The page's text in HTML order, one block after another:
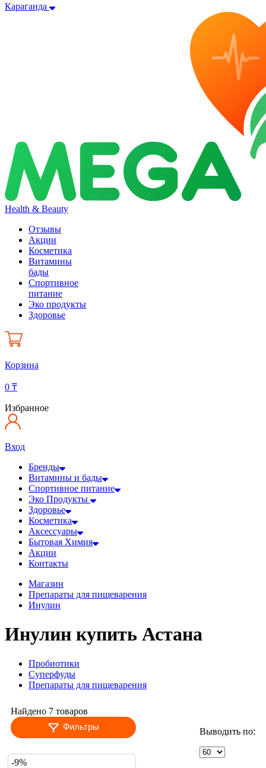
Караганда
Health & Beauty
Отзывы
Акции
Косметика
Витамины
бады
Спортивное
питание
Эко продукты
Здоровье
Корзина
0 ₸
Избранное
Вход
Бренды
Витамины и бады
Спортивное питание
Эко Продукты
Здоровье
Косметика
Аксессуары
Бытовая Химия
Акции
Контакты
Магазин
Препараты для пищеварения
Инулин
Инулин купить Астана
Пробиотики
Суперфуды
Препараты для пищеварения
Найдено 7 товаров
Фильтры
Выводить по:
-9%